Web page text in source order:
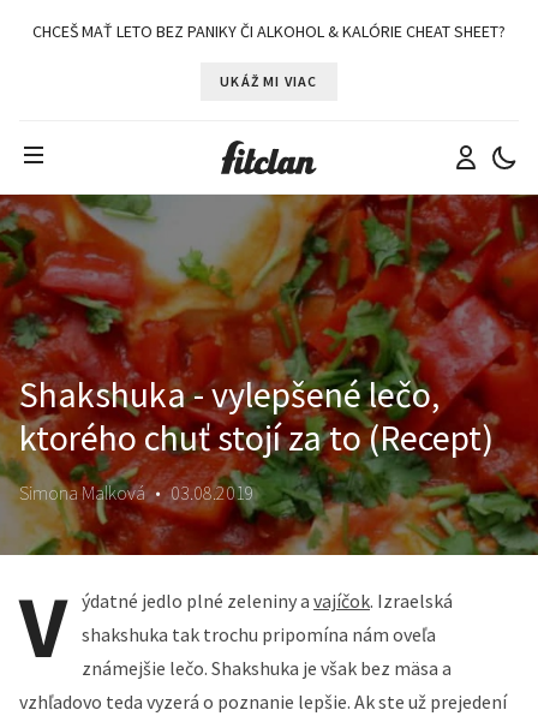
CHCEŠ MAŤ LETO BEZ PANIKY ČI ALKOHOL & KALÓRIE CHEAT SHEET?
UKÁŽ MI VIAC
Shakshuka - vylepšené lečo,
ktorého chuť stojí za to (Recept)
Simona Malková • 03.08.2019
V ýdatné jedlo plné zeleniny a vajíčok. Izraelská
shakshuka tak trochu pripomína nám oveľa
známejšie lečo. Shakshuka je však bez mäsa a
vzhľadovo teda vyzerá o poznanie lepšie. Ak ste už prejedení